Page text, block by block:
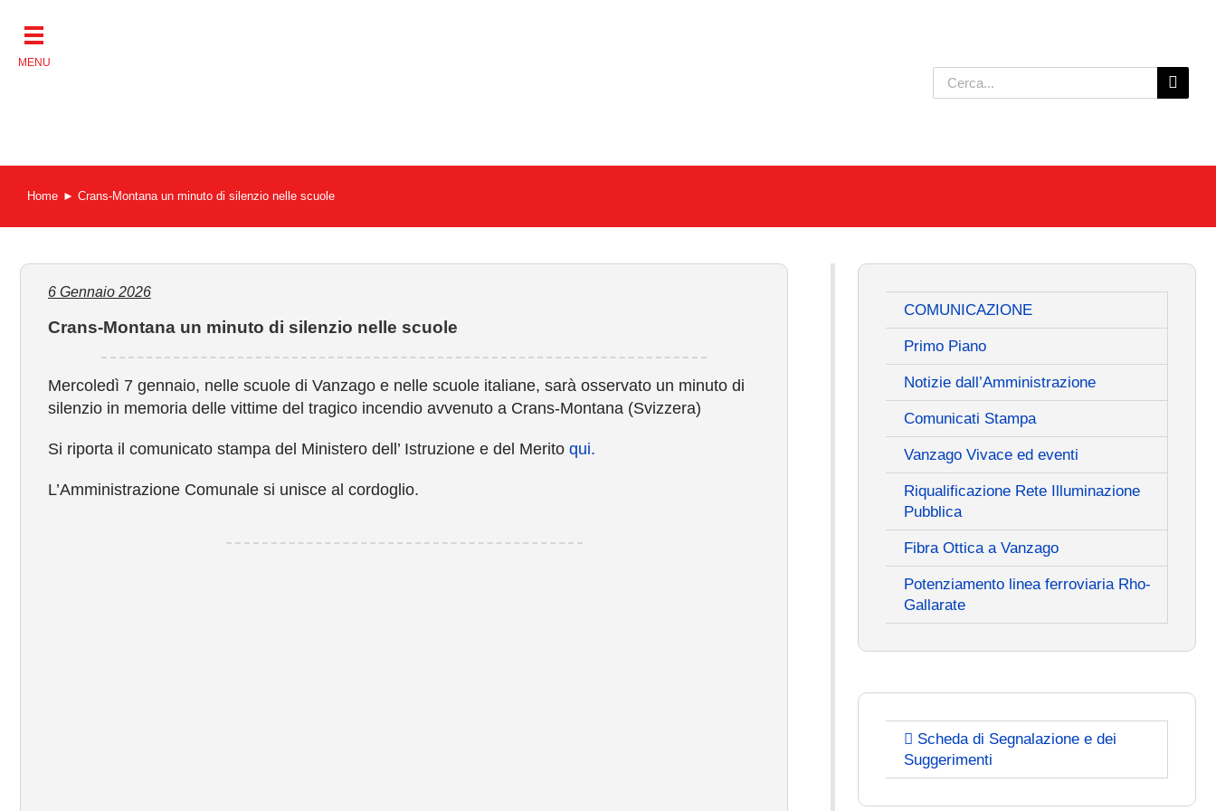
contenuto
Cerca
per:
Home Crans-Montana un minuto di silenzio nelle scuole
6 Gennaio 2026
Crans-Montana un minuto di silenzio nelle scuole
Mercoledì 7 gennaio, nelle scuole di Vanzago e nelle scuole italiane, sarà osservato un minuto di
silenzio in memoria delle vittime del tragico incendio avvenuto a Crans-Montana (Svizzera)
Si riporta il comunicato stampa del Ministero dell’ Istruzione e del Merito qui.
L’Amministrazione Comunale si unisce al cordoglio.
COMUNICAZIONE
Primo Piano
Notizie dall’Amministrazione
Comunicati Stampa
Vanzago Vivace ed eventi
Riqualificazione Rete Illuminazione
Pubblica
Fibra Ottica a Vanzago
Potenziamento linea ferroviaria Rho-
Gallarate
Scheda di Segnalazione e dei
Suggerimenti